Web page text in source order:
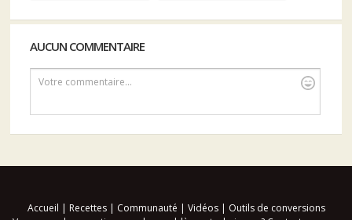
AUCUN COMMENTAIRE
Votre commentaire...
Accueil | Recettes| Communauté | Vidéos| Outils de conversions